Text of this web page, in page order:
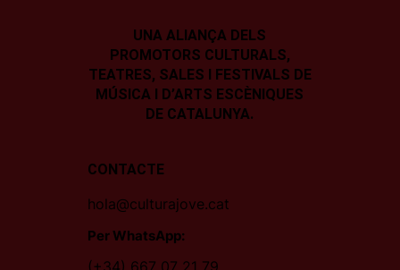
UNA ALIANÇA DELS
PROMOTORS CULTURALS,
TEATRES, SALES I FESTIVALS DE
MÚSICA I D’ARTS ESCÈNIQUES
DE CATALUNYA.
CONTACTE
hola@culturajove.cat
Per WhatsApp:
(+34) 667 07 21 79